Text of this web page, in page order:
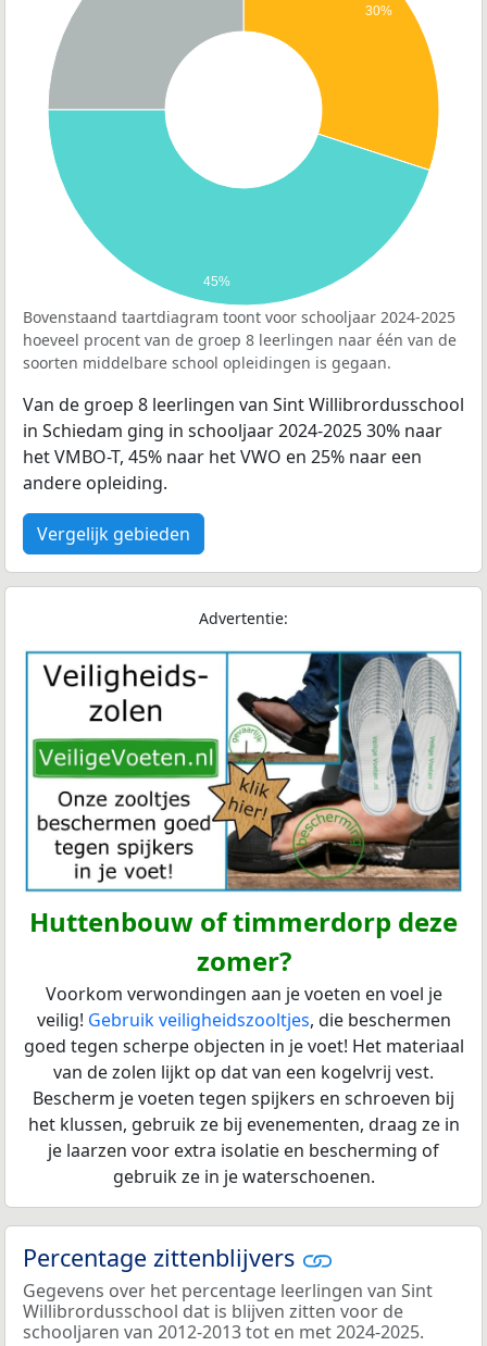
30%
45%
Bovenstaand taartdiagram toont voor schooljaar 2024-2025
hoeveel procent van de groep 8 leerlingen naar één van de
soorten middelbare school opleidingen is gegaan.
Van de groep 8 leerlingen van Sint Willibrordusschool
in Schiedam ging in schooljaar 2024-2025 30% naar
het VMBO-T, 45% naar het VWO en 25% naar een
andere opleiding.
Vergelijk gebieden
Advertentie:
Huttenbouw of timmerdorp deze
zomer?
Voorkom verwondingen aan je voeten en voel je
veilig! Gebruik veiligheidszooltjes, die beschermen
goed tegen scherpe objecten in je voet! Het materiaal
van de zolen lijkt op dat van een kogelvrij vest.
Bescherm je voeten tegen spijkers en schroeven bij
het klussen, gebruik ze bij evenementen, draag ze in
je laarzen voor extra isolatie en bescherming of
gebruik ze in je waterschoenen.
Percentage zittenblijvers
Gegevens over het percentage leerlingen van Sint
Willibrordusschool dat is blijven zitten voor de
schooljaren van 2012-2013 tot en met 2024-2025.